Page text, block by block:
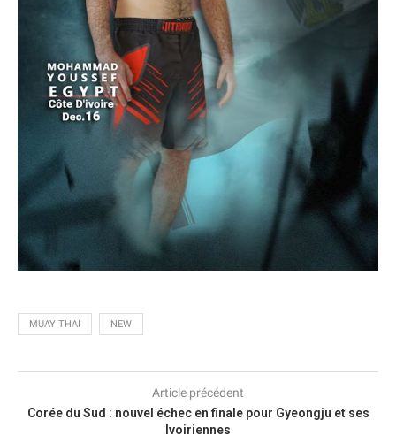
MUAY THAI NEW
Article précédent
Corée du Sud : nouvel échec en finale pour Gyeongju et ses
Ivoiriennes